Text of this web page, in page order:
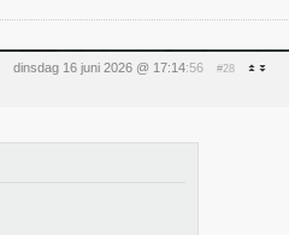
dinsdag 16 juni 2026 @ 17:14:56 #28